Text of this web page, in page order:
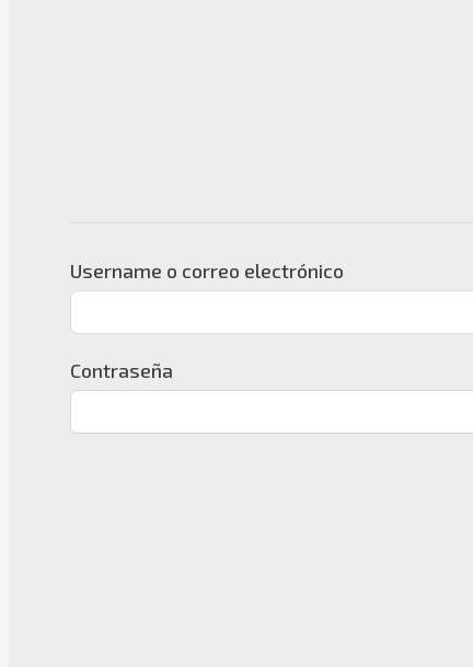
Username o correo electrónico
Contraseña